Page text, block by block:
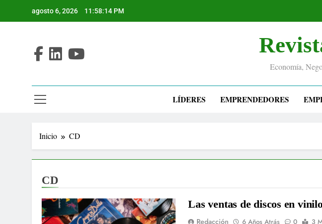
agosto 6, 2026 11:58:14 PM
Economía,
LÍDERES EMPRENDEDORES
Inicio CD
CD
Las ventas de discos en
Redacción 6 Años Atrás 0 3